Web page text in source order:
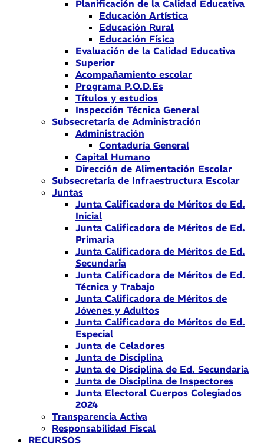
Planificación de la Calidad Educativa
Educación Artística
Educación Rural
Educación Física
Evaluación de la Calidad Educativa
Superior
Acompañamiento escolar
Programa P.O.D.Es
Títulos y estudios
Inspección Técnica General
Subsecretaría de Administración
Administración
Contaduría General
Capital Humano
Dirección de Alimentación Escolar
Subsecretaría de Infraestructura Escolar
Juntas
Junta Calificadora de Méritos de Ed.
Inicial
Junta Calificadora de Méritos de Ed.
Primaria
Junta Calificadora de Méritos de Ed.
Secundaria
Junta Calificadora de Méritos de Ed.
Técnica y Trabajo
Junta Calificadora de Méritos de
Jóvenes y Adultos
Junta Calificadora de Méritos de Ed.
Especial
Junta de Celadores
Junta de Disciplina
Junta de Disciplina de Ed. Secundaria
Junta de Disciplina de Inspectores
Junta Electoral Cuerpos Colegiados
2024
Transparencia Activa
Responsabilidad Fiscal
RECURSOS